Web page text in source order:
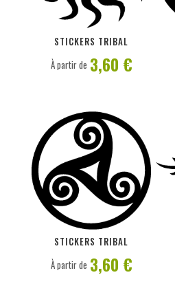
STICKERS TRIBAL
PERSONNALISER
À partir de 3,60 €
STICKERS TRIBAL
PERSONNALISER
À partir de 3,60 €